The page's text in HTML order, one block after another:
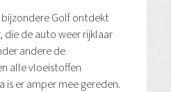
Golf ontdekt
die de auto weer rijklaar
andere de
alle vloeistoffen
is er amper mee gereden.